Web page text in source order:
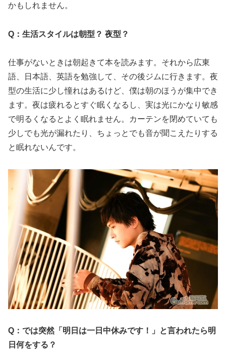
かもしれません。
Q：生活スタイルは朝型？ 夜型？
仕事がないときは朝起きて本を読みます。それから広東
語、日本語、英語を勉強して、その後ジムに行きます。夜
型の生活に少し憧れはあるけど、僕は朝のほうが集中でき
ます。夜は疲れるとすぐ眠くなるし、実は光にかなり敏感
で明るくなるとよく眠れません。カーテンを閉めていても
少しでも光が漏れたり、ちょっとでも音が聞こえたりする
と眠れないんです。
Q：では突然「明日は一日中休みです！」と言われたら明
日何をする？